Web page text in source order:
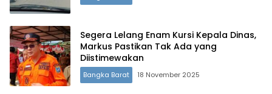
Terdepan Menyorot Fakta.
Segera Lelang Enam Kursi Kepala Dinas,
Markus Pastikan Tak Ada yang
Diistimewakan
Bangka Barat 18 November 2025